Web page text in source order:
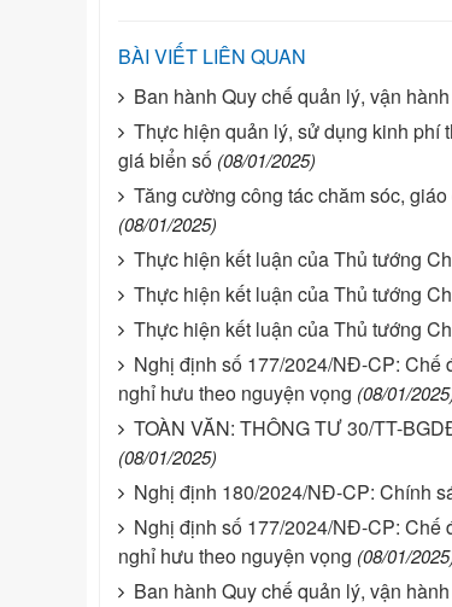
BÀI VIẾT LIÊN QUAN
Ban hành Quy chế quản lý, vận
Thực hiện quản lý, sử dụng kinh phí
giá biển số (08/01/2025)
Tăng cường công tác chăm sóc,
(08/01/2025)
Thực hiện kết luận của Thủ tướng
Thực hiện kết luận của Thủ tướng
Thực hiện kết luận của Thủ tướng
Nghị định số 177/2024/NĐ-CP: Chế
nghỉ hưu theo nguyện vọng (08/01/
TOÀN VĂN: THÔNG TƯ 30/TT-
(08/01/2025)
Nghị định 180/2024/NĐ-CP: Chính
Nghị định số 177/2024/NĐ-CP: Chế
nghỉ hưu theo nguyện vọng (08/01/
Ban hành Quy chế quản lý, vận